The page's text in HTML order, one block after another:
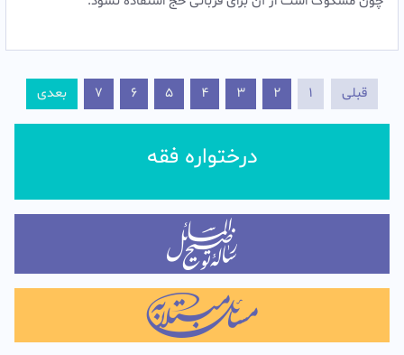
قبلی 1
2
3
4
5
6
7 بعدی
درختواره فقه